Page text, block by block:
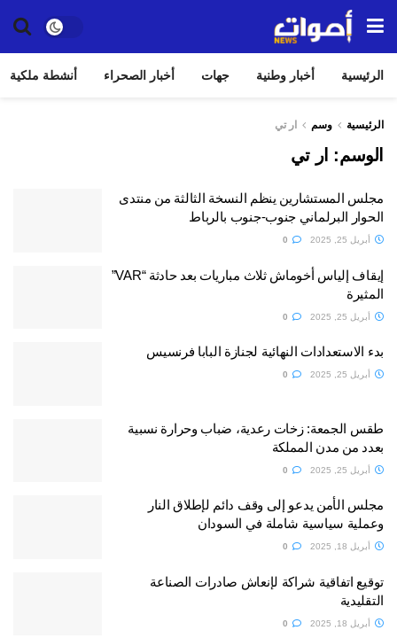
الرئيسية أخبار وطنية جهات أخبار الصحراء أنشطة ملكية
الرئيسية وسم ار تي
الوسم: ار تي
مجلس المستشارين ينظم النسخة الثالثة من منتدى
الحوار البرلماني جنوب-جنوب بالرباط
أبريل 25, 2025
إيقاف إلياس أخوماش ثلاث مباريات بعد حادثة “VAR”
المثيرة
أبريل 25, 2025
بدء الاستعدادات النهائية لجنازة البابا فرنسيس
أبريل 25, 2025
طقس الجمعة: زخات رعدية، ضباب وحرارة نسبية
بعدد من مدن المملكة
أبريل 25, 2025
مجلس الأمن يدعو إلى وقف دائم لإطلاق النار
وعملية سياسية شاملة في السودان
أبريل 18, 2025
توقيع اتفاقية شراكة لإنعاش صادرات الصناعة
التقليدية
أبريل 18, 2025